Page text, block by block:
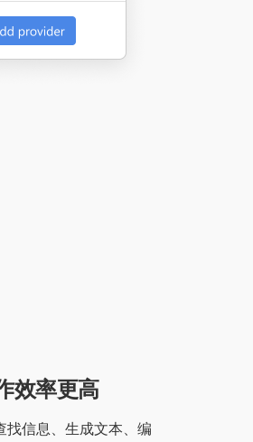
效率更高
找信息、生成文本、编